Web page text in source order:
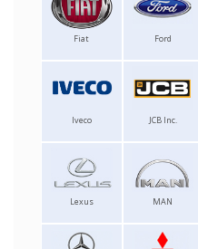
Fiat Ford
Iveco JCB Inc.
Lexus MAN